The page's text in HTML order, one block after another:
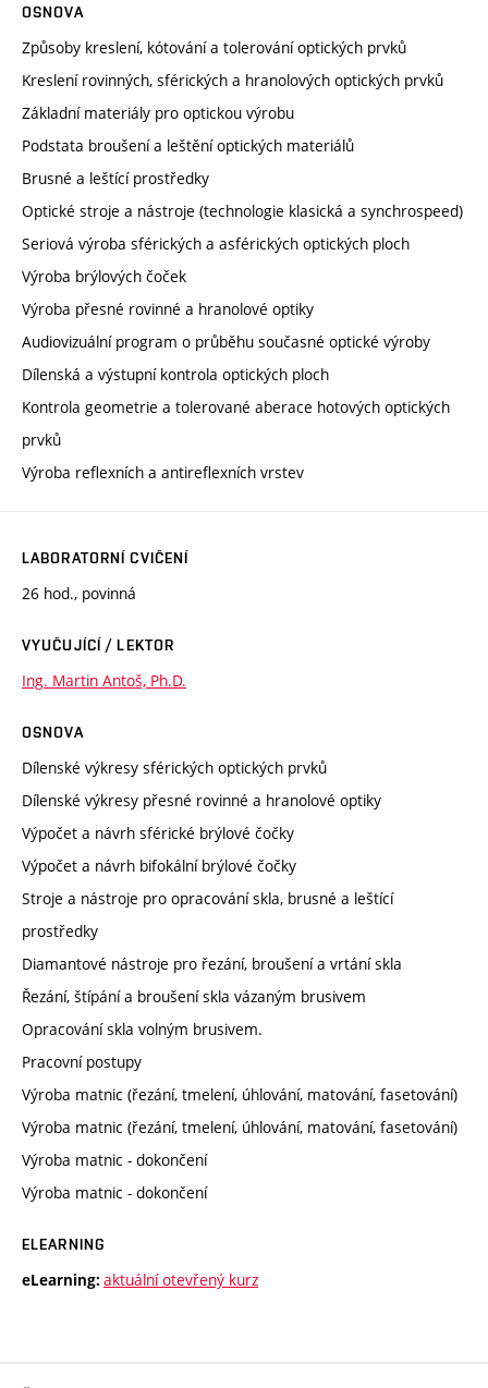
OSNOVA
Způsoby kreslení, kótování a tolerování optických prvků
Kreslení rovinných, sférických a hranolových optických prvků
Základní materiály pro optickou výrobu
Podstata broušení a leštění optických materiálů
Brusné a leštící prostředky
Optické stroje a nástroje (technologie klasická a synchrospeed)
Seriová výroba sférických a asférických optických ploch
Výroba brýlových čoček
Výroba přesné rovinné a hranolové optiky
Audiovizuální program o průběhu současné optické výroby
Dílenská a výstupní kontrola optických ploch
Kontrola geometrie a tolerované aberace hotových optických
prvků
Výroba reflexních a antireflexních vrstev
LABORATORNÍ CVIČENÍ
26 hod., povinná
VYUČUJÍCÍ / LEKTOR
Ing. Martin Antoš, Ph.D.
OSNOVA
Dílenské výkresy sférických optických prvků
Dílenské výkresy přesné rovinné a hranolové optiky
Výpočet a návrh sférické brýlové čočky
Výpočet a návrh bifokální brýlové čočky
Stroje a nástroje pro opracování skla, brusné a leštící
prostředky
Diamantové nástroje pro řezání, broušení a vrtání skla
Řezání, štípání a broušení skla vázaným brusivem
Opracování skla volným brusivem.
Pracovní postupy
Výroba matnic (řezání, tmelení, úhlování, matování, fasetování)
Výroba matnic (řezání, tmelení, úhlování, matování, fasetování)
Výroba matnic - dokončení
Výroba matnic - dokončení
ELEARNING
eLearning: aktuální otevřený kurz